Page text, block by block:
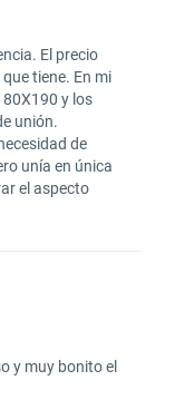
El precio
tiene. En mi
y los
unión.
de
unía en única
el aspecto
y muy bonito el